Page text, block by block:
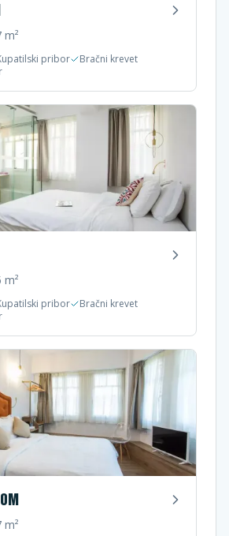
m²
pribor
Bračni krevet
m²
pribor
Bračni krevet
m²